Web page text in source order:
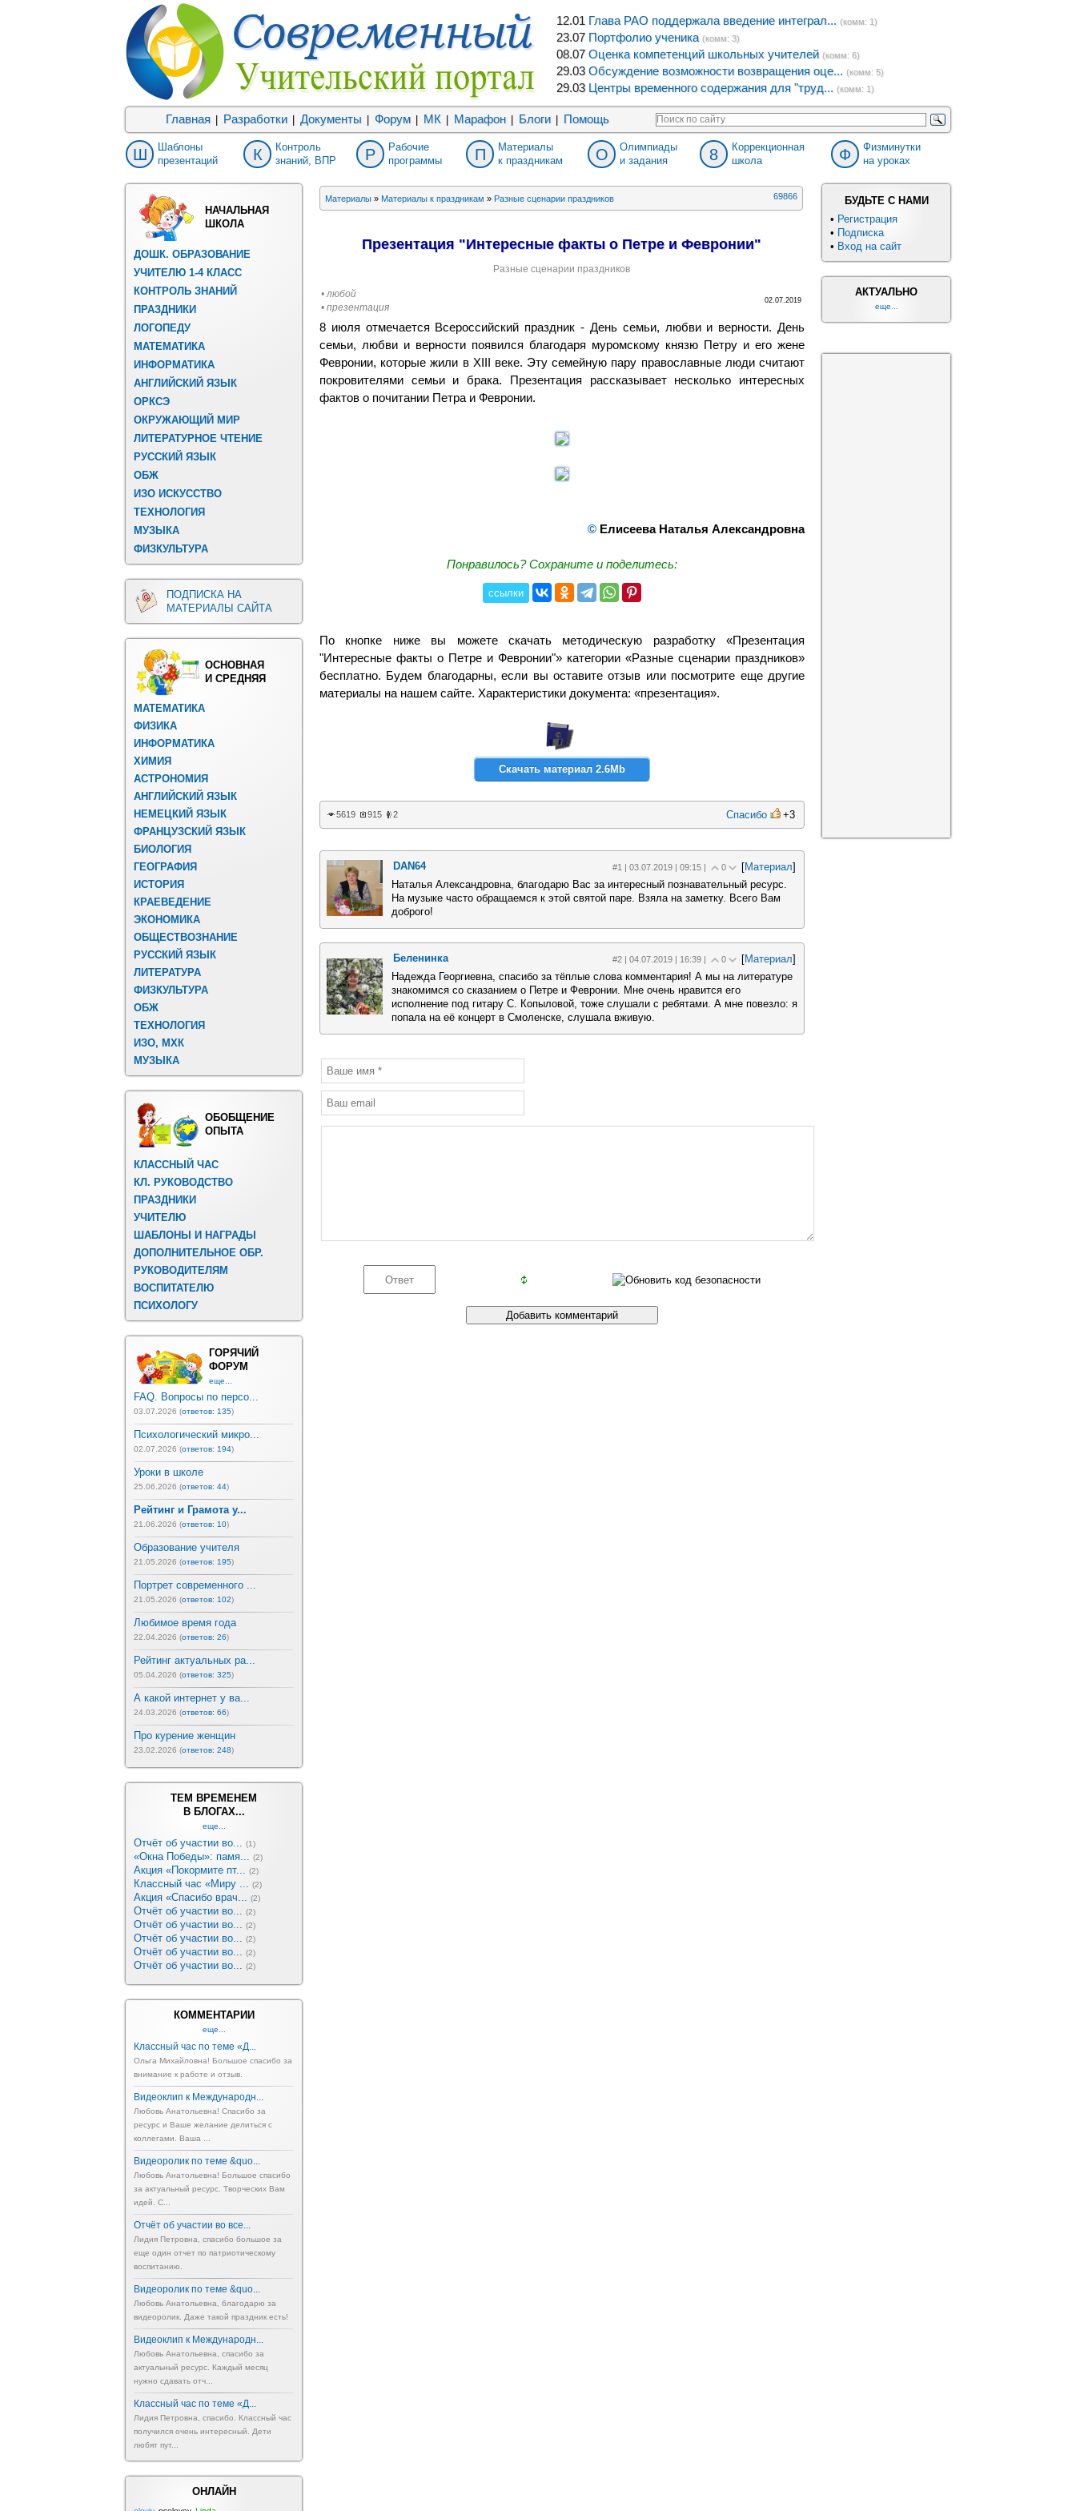
12.01 Глава РАО поддержала введение интеграл... (комм: 1)
23.07 Портфолио ученика (комм: 3)
08.07 Оценка компетенций школьных учителей (комм: 6)
29.03 Обсуждение возможности возвращения оце... (комм: 5)
29.03 Центры временного содержания для "труд... (комм: 1)
Главная Разработки Документы Форум МК Марафон Блоги Помощь
Ш
Шаблоны
презентаций
К
Контроль
знаний, ВПР
Р
Рабочие
программы
П
Материалы
к праздникам
О
Олимпиады
и задания
8
Коррекционная
школа
Ф
Физминутки
на уроках
НАЧАЛЬНАЯ
ШКОЛА
ДОШК. ОБРАЗОВАНИЕ
УЧИТЕЛЮ 1-4 КЛАСС
КОНТРОЛЬ ЗНАНИЙ
ПРАЗДНИКИ
ЛОГОПЕДУ
МАТЕМАТИКА
ИНФОРМАТИКА
АНГЛИЙСКИЙ ЯЗЫК
ОРКСЭ
ОКРУЖАЮЩИЙ МИР
ЛИТЕРАТУРНОЕ ЧТЕНИЕ
РУССКИЙ ЯЗЫК
ОБЖ
ИЗО ИСКУССТВО
ТЕХНОЛОГИЯ
МУЗЫКА
ФИЗКУЛЬТУРА
ПОДПИСКА НА
МАТЕРИАЛЫ САЙТА
ОСНОВНАЯ
И СРЕДНЯЯ
МАТЕМАТИКА
ФИЗИКА
ИНФОРМАТИКА
ХИМИЯ
АСТРОНОМИЯ
АНГЛИЙСКИЙ ЯЗЫК
НЕМЕЦКИЙ ЯЗЫК
ФРАНЦУЗСКИЙ ЯЗЫК
БИОЛОГИЯ
ГЕОГРАФИЯ
ИСТОРИЯ
КРАЕВЕДЕНИЕ
ЭКОНОМИКА
ОБЩЕСТВОЗНАНИЕ
РУССКИЙ ЯЗЫК
ЛИТЕРАТУРА
ФИЗКУЛЬТУРА
ОБЖ
ТЕХНОЛОГИЯ
ИЗО, МХК
МУЗЫКА
ОБОБЩЕНИЕ
ОПЫТА
КЛАССНЫЙ ЧАС
КЛ. РУКОВОДСТВО
ПРАЗДНИКИ
УЧИТЕЛЮ
ШАБЛОНЫ И НАГРАДЫ
ДОПОЛНИТЕЛЬНОЕ ОБР.
РУКОВОДИТЕЛЯМ
ВОСПИТАТЕЛЮ
ПСИХОЛОГУ
ГОРЯЧИЙ
ФОРУМ
еще...
FAQ. Вопросы по персо...
03.07.2026 (ответов: 135)
Психологический микро...
02.07.2026 (ответов: 194)
Уроки в школе
25.06.2026 (ответов: 44)
Рейтинг и Грамота у...
21.06.2026 (ответов: 10)
Образование учителя
21.05.2026 (ответов: 195)
Портрет современного ...
21.05.2026 (ответов: 102)
Любимое время года
22.04.2026 (ответов: 26)
Рейтинг актуальных ра...
05.04.2026 (ответов: 325)
А какой интернет у ва...
24.03.2026 (ответов: 66)
Про курение женщин
23.02.2026 (ответов: 248)
ТЕМ ВРЕМЕНЕМ
В БЛОГАХ...
еще...
Отчёт об участии во... (1)
«Окна Победы»: памя... (2)
Акция «Покормите пт... (2)
Классный час «Миру ... (2)
Акция «Спасибо врач... (2)
Отчёт об участии во... (2)
Отчёт об участии во... (2)
Отчёт об участии во... (2)
Отчёт об участии во... (2)
Отчёт об участии во... (2)
КОММЕНТАРИИ
еще...
Классный час по теме «Д...
Ольга Михайловна! Большое спасибо за
внимание к работе и отзыв.
Видеоклип к Международн...
Любовь Анатольевна! Спасибо за
ресурс и Ваше желание делиться с
коллегами. Ваша ...
Видеоролик по теме &quo...
Любовь Анатольевна! Большое спасибо
за актуальный ресурс. Творческих Вам
идей. С...
Отчёт об участии во все...
Лидия Петровна, спасибо большое за
еще один отчет по патриотическому
воспитанию.
Видеоролик по теме &quo...
Любовь Анатольевна, благодарю за
видеоролик. Даже такой праздник есть!
Видеоклип к Международн...
Любовь Анатольевна, спасибо за
актуальный ресурс. Каждый месяц
нужно сдавать отч...
Классный час по теме «Д...
Лидия Петровна, спасибо. Классный час
получился очень интересный. Дети
любят пут...
ОНЛАЙН
Материалы » Материалы к праздникам » Разные сценарии праздников 69866
Презентация "Интересные факты о Петре и Февронии"
Разные сценарии праздников
• любой
• презентация
02.07.2019
8 июля отмечается Всероссийский праздник - День семьи, любви и верности. День
семьи, любви и верности появился благодаря муромскому князю Петру и его жене
Февронии, которые жили в XIII веке. Эту семейную пару православные люди считают
покровителями семьи и брака. Презентация рассказывает несколько интересных
фактов о почитании Петра и Февронии.
© Елисеева Наталья Александровна
Понравилось? Сохраните и поделитесь:
ссылки
По кнопке ниже вы можете скачать методическую разработку «Презентация
"Интересные факты о Петре и Февронии"» категории «Разные сценарии праздников»
бесплатно. Будем благодарны, если вы оставите отзыв или посмотрите еще другие
материалы на нашем сайте. Характеристики документа: «презентация».
Скачать материал 2.6Mb
5619 915 2 Спасибо +3
DAN64 #1 | 03.07.2019 | 09:15 | 0 [Материал]
Наталья Александровна, благодарю Вас за интересный познавательный ресурс.
На музыке часто обращаемся к этой святой паре. Взяла на заметку. Всего Вам
доброго!
Беленинка #2 | 04.07.2019 | 16:39 | 0 [Материал]
Надежда Георгиевна, спасибо за тёплые слова комментария! А мы на литературе
знакомимся со сказанием о Петре и Февронии. Мне очень нравится его
исполнение под гитару С. Копыловой, тоже слушали с ребятами. А мне повезло: я
попала на её концерт в Смоленске, слушала вживую.
БУДЬТЕ С НАМИ
• Регистрация
• Подписка
• Вход на сайт
АКТУАЛЬНО
еще...